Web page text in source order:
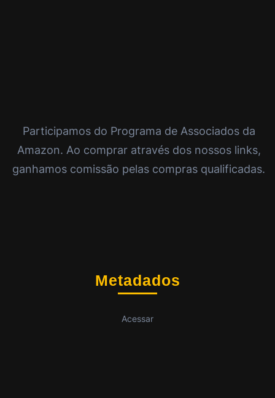
Participamos do Programa de Associados da
Amazon. Ao comprar através dos nossos links,
ganhamos comissão pelas compras qualificadas.
Metadados
Acessar